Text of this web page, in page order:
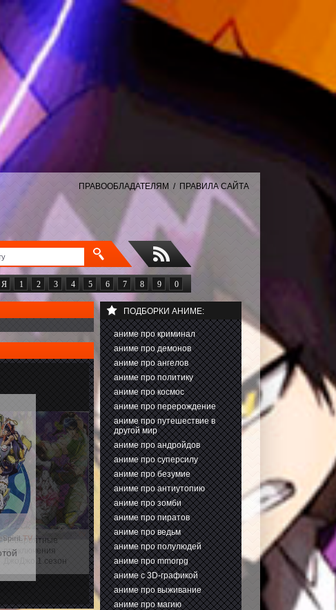
ПРАВООБЛАДАТЕЛЯМ / ПРАВИЛА САЙТА
Я 1 2 3 4 5 6 7 8 9 0
Невероятные
приключения
ДжоДжо 1 сезон
ПОДБОРКИ АНИМЕ:
аниме про криминал
аниме про демонов
аниме про ангелов
аниме про политику
аниме про космос
аниме про перерождение
аниме про путешествие в
другой мир
аниме про андройдов
аниме про суперсилу
аниме про безумие
аниме про антиутопию
аниме про зомби
аниме про пиратов
аниме про ведьм
аниме про полулюдей
аниме про mmorpg
аниме с 3D-графикой
аниме про выживание
аниме про магию